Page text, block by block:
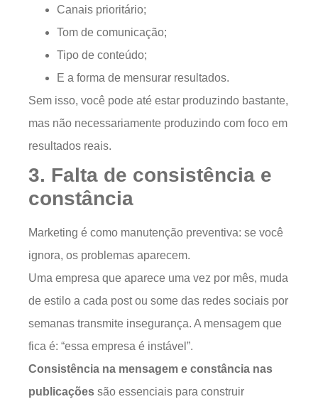
Canais prioritário;
Tom de comunicação;
Tipo de conteúdo;
E a forma de mensurar resultados.
Sem isso, você pode até estar produzindo bastante,
mas não necessariamente produzindo com foco em
resultados reais.
3. Falta de consistência e
constância
Marketing é como manutenção preventiva: se você
ignora, os problemas aparecem.
Uma empresa que aparece uma vez por mês, muda
de estilo a cada post ou some das redes sociais por
semanas transmite insegurança. A mensagem que
fica é: “essa empresa é instável”.
Consistência na mensagem e constância nas
publicações são essenciais para construir